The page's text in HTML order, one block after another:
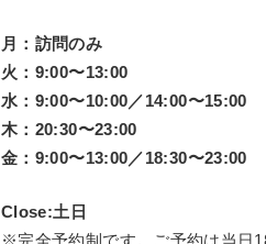
月：訪問のみ
火：9:00〜13:00
水：9:00〜10:00／14:00〜15:00
木：20:30〜23:00
金：9:00〜13:00／18:30〜23:00
Close:土日